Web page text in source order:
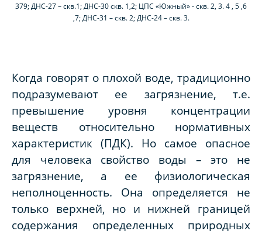
379; ДНС-27 – скв.1; ДНС-30 скв. 1,2; ЦПС «Южный» - скв. 2, 3. 4 , 5 ,6
,7; ДНС-31 – скв. 2; ДНС-24 – скв. 3.
Когда говорят о плохой воде, традиционно
подразумевают ее загрязнение, т.е.
превышение уровня концентрации
веществ относительно нормативных
характеристик (ПДК). Но самое опасное
для человека свойство воды – это не
загрязнение, а ее физиологическая
неполноценность. Она определяется не
только верхней, но и нижней границей
содержания определенных природных